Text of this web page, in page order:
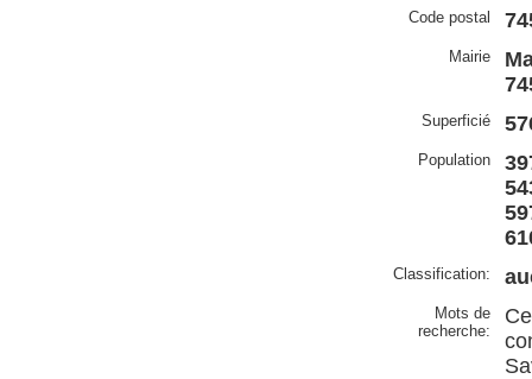
Code postal
Mairie
Superficié
Population
Classification:
Mots de
recherche: